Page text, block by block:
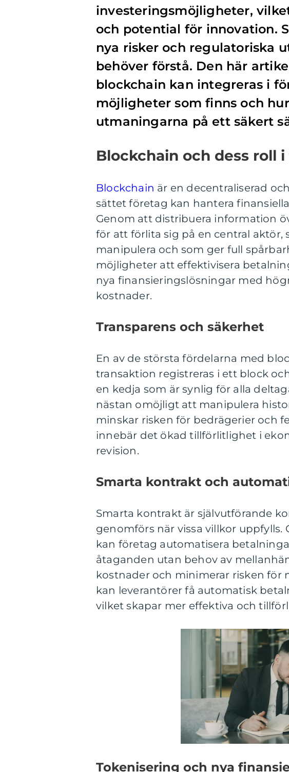
investeringsmöjligheter,
och potential för innovation.
nya risker och regulatoriska
behöver förstå. Den här
blockchain kan integreras i
möjligheter som finns och
utmaningarna på ett säkert
Blockchain och dess roll
Blockchain är en decentraliserad
sättet företag kan hantera
Genom att distribuera information
för att förlita sig på en central aktör,
manipulera och som ger full
möjligheter att effektivisera
nya finansieringslösningar med
kostnader.
Transparens och säkerhet
En av de största fördelarna med
transaktion registreras i ett block
en kedja som är synlig för alla
nästan omöjligt att manipulera
minskar risken för bedrägerier och
innebär det ökad tillförlitlighet i
revision.
Smarta kontrakt och
Smarta kontrakt är självutförande
genomförs när vissa villkor
kan företag automatisera
åtaganden utan behov av
kostnader och minimerar risken för
kan leverantörer få automatisk
vilket skapar mer effektiva och
Tokenisering och nya